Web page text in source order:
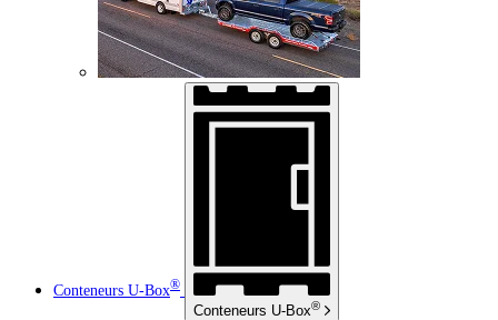
Conteneurs U-Box®
Conteneurs U-Box®